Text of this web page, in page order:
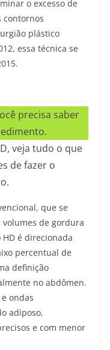
o excesso de
contornos
plástico
essa técnica se
veja tudo o que
de fazer o
que se
de gordura
é direcionada
percentual de
definição
no abdômen.
ondas
adiposo,
e com menor